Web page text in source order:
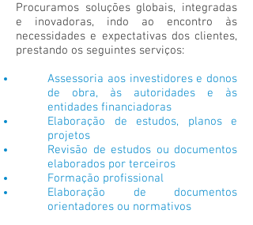
Procuramos soluções globais, integradas
e inovadoras, indo ao encontro às
necessidades e expectativas dos clientes,
prestando os seguintes serviços:
Assessoria aos investidores e donos
de obra, às autoridades e às
entidades financiadoras
Elaboração de estudos, planos e
projetos
Revisão de estudos ou documentos
elaborados por terceiros
Formação profissional
Elaboração de documentos
orientadores ou normativos